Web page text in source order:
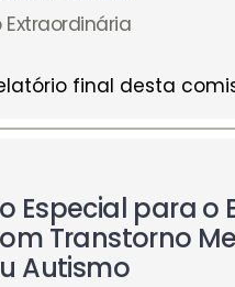
Extraordinária
final desta
Especial para o
Transtorno
Autismo